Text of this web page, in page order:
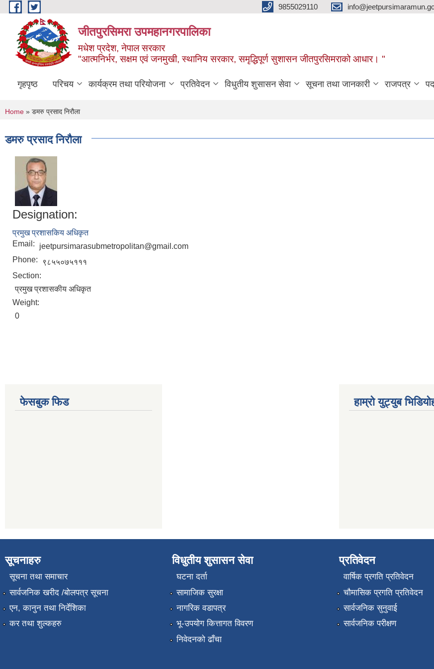
Skip to main content 9855029110
जीतपुरसिमरा उपमहानगरपालिका
मधेश प्रदेश, नेपाल सरकार
"आत्मनिर्भर, सक्षम एवं जनमुखी, स्थानिय सरकार, समृद्धिपूर्ण सुशासन जीतपुरसिमराको आधार। "
गृहपृष्ठ परिचय कार्यक्रम तथा परियोजना प्रतिवेदन विधुतीय शुसासन सेवा सूचना तथा जानकारी राजपत्र
You are here
Home » डमरु प्रसाद निरौला
डमरु प्रसाद निरौला
Designation:
प्रमुख प्रशासकिय अधिकृत
Email:
jeetpursimarasubmetropolitan@gmail.com
Phone:
९८५५०७५१११
Section:
प्रमुख प्रशासकीय अधिकृत
Weight:
0
फेसबुक फिड हाम्रो युट्युब
सूचनाहरु
सूचना तथा समाचार
सार्वजनिक खरीद /बोलपत्र सूचना
एन, कानुन तथा निर्देशिका
कर तथा शुल्कहरु
विधुतीय शुसासन सेवा
घटना दर्ता
सामाजिक सुरक्षा
नागरिक वडापत्र
भू-उपयोग कित्तागत विवरण
निवेदनको ढाँचा
प्रतिवेदन
वार्षिक प्रगति प्रतिवेदन
चौमासिक प्रगति प्रतिवेदन
सार्वजनिक सुनुवाई
सार्वजनिक परीक्षण